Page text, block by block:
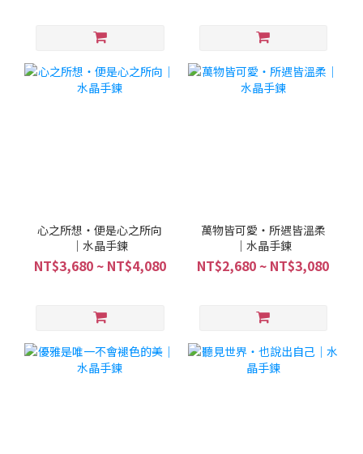
心之所想・便是心之所向
｜水晶手鍊
NT$3,680 ~ NT$4,080
萬物皆可愛・所遇皆溫柔
｜水晶手鍊
NT$2,680 ~ NT$3,080